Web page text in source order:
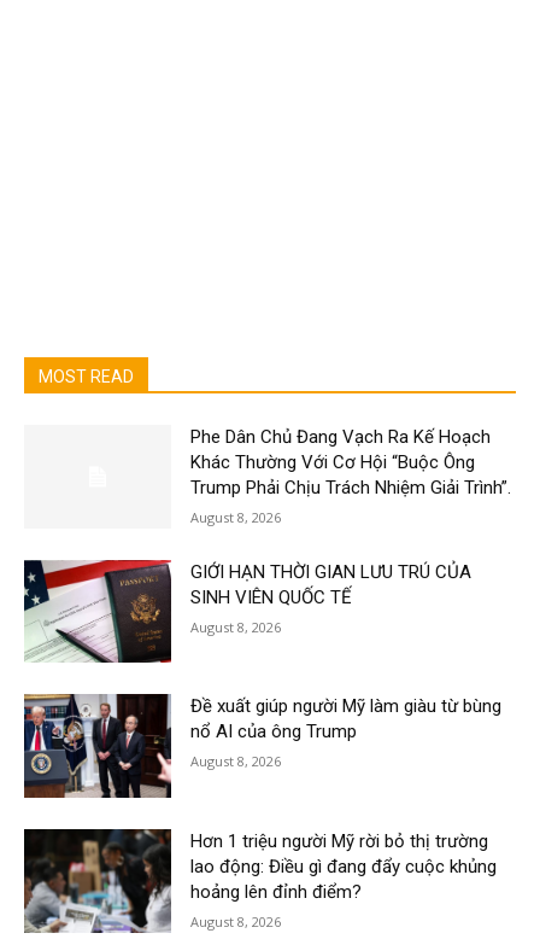
MOST READ
Phe Dân Chủ Đang Vạch Ra Kế Hoạch
Khác Thường Với Cơ Hội “Buộc Ông
Trump Phải Chịu Trách Nhiệm Giải Trình”.
August 8, 2026
GIỚI HẠN THỜI GIAN LƯU TRÚ CỦA
SINH VIÊN QUỐC TẾ
August 8, 2026
Đề xuất giúp người Mỹ làm giàu từ bùng
nổ AI của ông Trump
August 8, 2026
Hơn 1 triệu người Mỹ rời bỏ thị trường
lao động: Điều gì đang đẩy cuộc khủng
hoảng lên đỉnh điểm?
August 8, 2026